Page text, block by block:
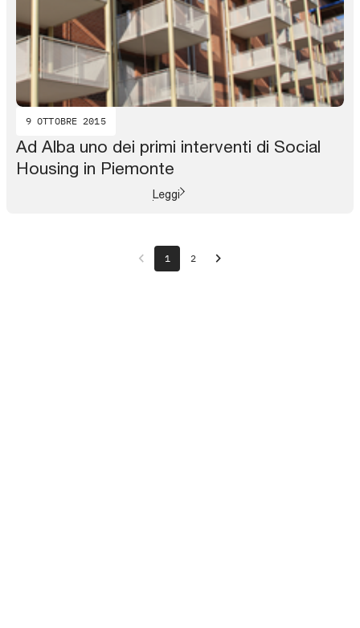
9 OTTOBRE 2015
Ad Alba uno dei primi interventi di Social
Housing in Piemonte
Leggi
chevron_left 1 2 chevron_right